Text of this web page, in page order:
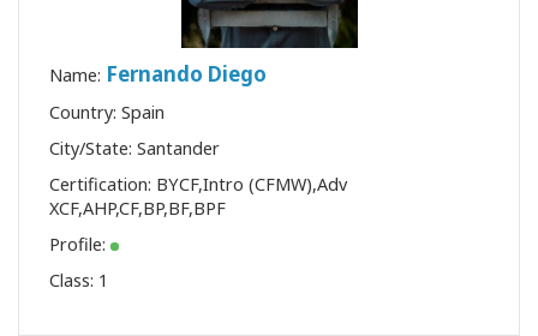
Name: Fernando Diego
Country: Spain
City/State: Santander
Certification: BYCF,Intro (CFMW),Adv
XCF,AHP,CF,BP,BF,BPF
Profile:
Class: 1